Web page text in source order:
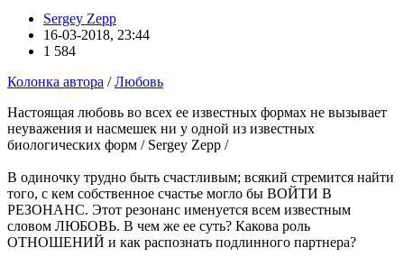
Sergey Zepp
16-03-2018, 23:44
1 584
Колонка автора /Любовь
Настоящая любовь во всех ее известных формах не вызывает
неуважения и насмешек ни у одной из известных
биологических форм / Sergey Zepp /
В одиночку трудно быть счастливым; всякий стремится найти
того, с кем собственное счастье могло бы ВОЙТИ В
РЕЗОНАНС. Этот резонанс именуется всем известным
словом ЛЮБОВЬ. В чем же ее суть? Какова роль
ОТНОШЕНИЙ и как распознать подлинного партнера?